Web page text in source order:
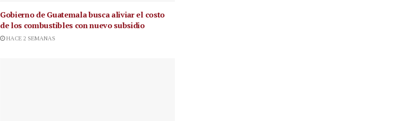
Gobierno de Guatemala busca aliviar el costo
de los combustibles con nuevo subsidio
HACE 2 SEMANAS